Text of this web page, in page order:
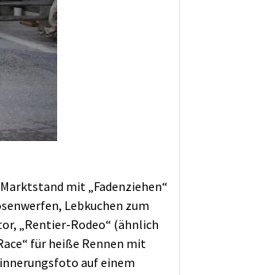
mit „Fadenziehen“
Lebkuchen zum
„Rentier-Rodeo“ (ähnlich
für heiße Rennen mit
auf einem